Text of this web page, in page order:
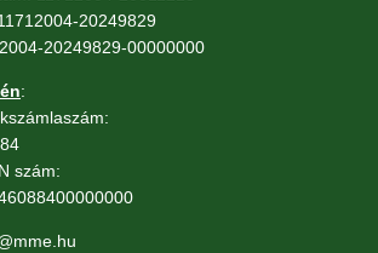
20249829
20249829-00000000
:
szám: